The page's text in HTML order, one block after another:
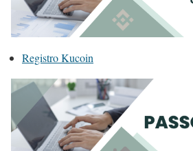
Registro Kucoin